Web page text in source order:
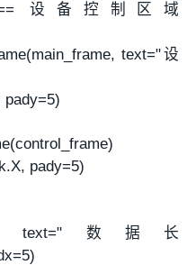
设备控制区域
text="设
pady=5)
text="数据长